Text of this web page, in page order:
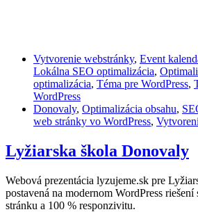
Vytvorenie webstránky, Event
Lokálna SEO optimalizácia,
optimalizácia, Téma pre WordPress,
WordPress
Donovaly, Optimalizácia obsahu,
web stránky vo WordPress,
Lyžiarska škola Donovaly
Webová prezentácia lyzujeme.sk pre
postavená na modernom WordPress
stránku a 100 % responzivitu.